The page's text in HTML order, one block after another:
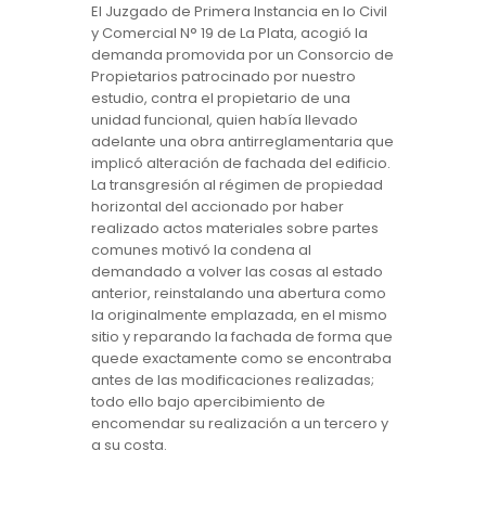
El Juzgado de Primera Instancia en lo Civil
y Comercial N° 19 de La Plata, acogió la
demanda promovida por un Consorcio de
Propietarios patrocinado por nuestro
estudio, contra el propietario de una
unidad funcional, quien había llevado
adelante una obra antirreglamentaria que
implicó alteración de fachada del edificio.
La transgresión al régimen de propiedad
horizontal del accionado por haber
realizado actos materiales sobre partes
comunes motivó la condena al
demandado a volver las cosas al estado
anterior, reinstalando una abertura como
la originalmente emplazada, en el mismo
sitio y reparando la fachada de forma que
quede exactamente como se encontraba
antes de las modificaciones realizadas;
todo ello bajo apercibimiento de
encomendar su realización a un tercero y
a su costa.